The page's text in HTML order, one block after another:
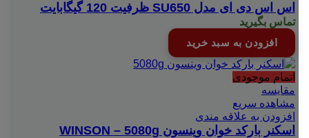
اس اس دی ای مدل SU650 ظرفیت 120 گیگابایت
تماس بگیرید
افزودن به سبد خرید
اتمام موجودی
مقایسه
مشاهده سریع
افزودن به علاقه مندی
اسکنر بارکد خوان وینسون WINSON – 5080g